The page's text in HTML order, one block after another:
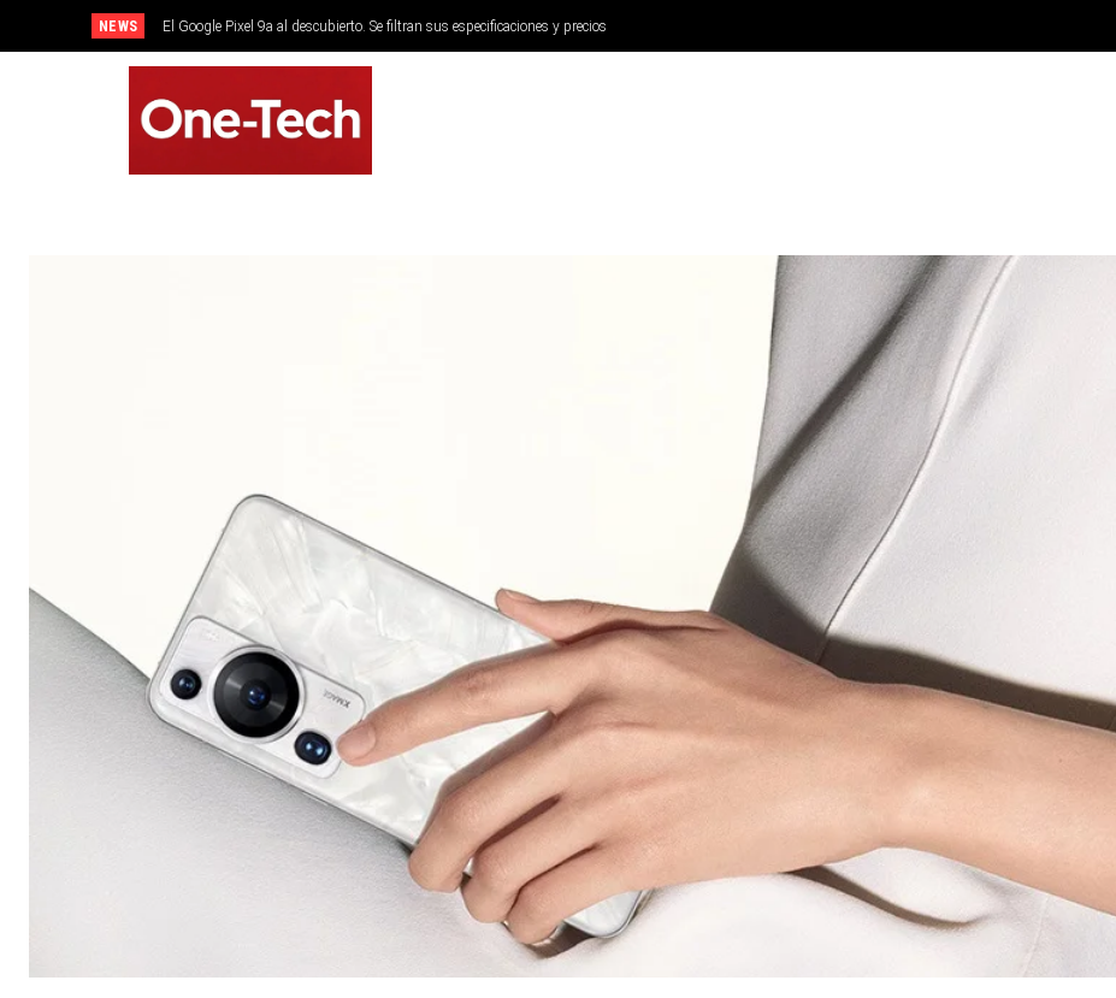
NEWS El Google Pixel 9a al descubierto. Se filtran sus especificaciones y precios